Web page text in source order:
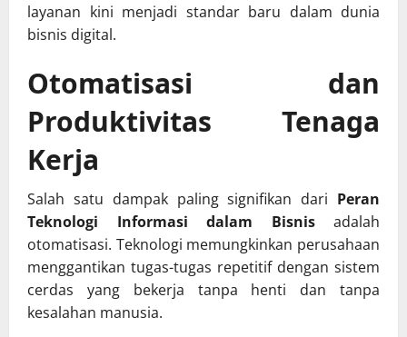
layanan kini menjadi standar baru dalam dunia
bisnis digital.
Otomatisasi dan
Produktivitas Tenaga
Kerja
Salah satu dampak paling signifikan dari Peran
Teknologi Informasi dalam Bisnisadalah
otomatisasi. Teknologi memungkinkan perusahaan
menggantikan tugas-tugas repetitif dengan sistem
cerdas yang bekerja tanpa henti dan tanpa
kesalahan manusia.